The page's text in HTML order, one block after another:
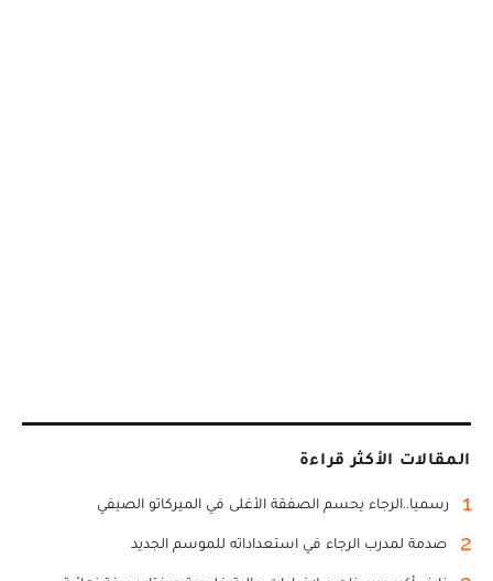
المقالات الأكثر قراءة
1 رسميا..الرجاء يحسم الصفقة الأغلى في الميركاتو الصيفي
2 صدمة لمدرب الرجاء في استعداداته للموسم الجديد